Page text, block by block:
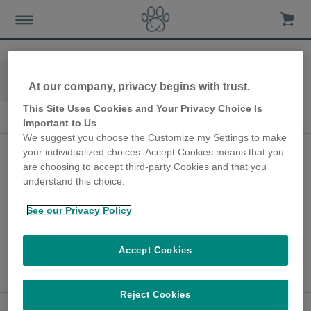
Algemene hondenverzorging
Algemene hondenverzorging
Hoe u uw hond thuis
kunt bezighouden
12th March 2020
Verder lezen
At our company, privacy begins with trust.
This Site Uses Cookies and Your Privacy Choice Is
Important to Us
We suggest you choose the Customize my Settings to make
your individualized choices. Accept Cookies means that you
are choosing to accept third-party Cookies and that you
understand this choice.
See our Privacy Policy
Reject Cookies
Accept Cookies